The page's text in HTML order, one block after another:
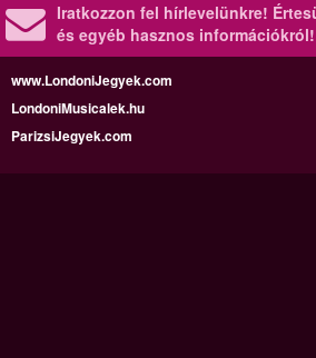
Iratkozzon fel hírlevelünkre!
és egyéb hasznos információkról!
www.LondoniJegyek.com
LondoniMusicalek.hu
ParizsiJegyek.com